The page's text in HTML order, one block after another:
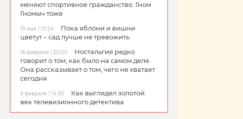
меняют спортивное гражданство. Гном
Гномыч тоже
19 мая / 10:24
Пока яблони и вишни
цветут – сад лучше не тревожить
16 февраля / 20:00
Ностальгия редко
говорит о том, как было на самом деле.
Она рассказывает о том, чего не хватает
сегодня
9 февраля / 14:30
Как выглядел золотой
век телевизионного детектива